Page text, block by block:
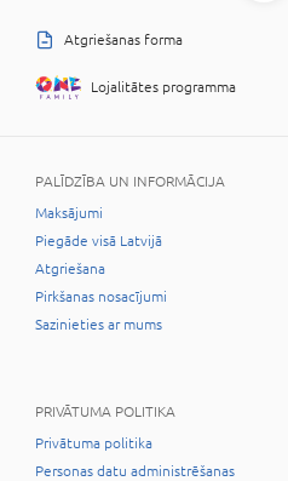
Atgriešanas forma
Lojalitātes programma
PALĪDZĪBA UN INFORMĀCIJA
Maksājumi
Piegāde visā Latvijā
Atgriešana
Pirkšanas nosacījumi
Sazinieties ar mums
PRIVĀTUMA POLITIKA
Privātuma politika
Personas datu administrēšanas